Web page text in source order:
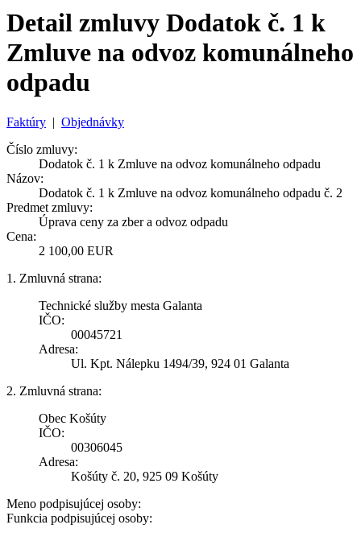
Detail zmluvy Dodatok č. 1 k
Zmluve na odvoz komunálneho
odpadu
Faktúry | Objednávky
Číslo zmluvy:
Dodatok č. 1 k Zmluve na odvoz komunálneho odpadu
Názov:
Dodatok č. 1 k Zmluve na odvoz komunálneho odpadu č. 2
Predmet zmluvy:
Úprava ceny za zber a odvoz odpadu
Cena:
2 100,00 EUR
1. Zmluvná strana:
Technické služby mesta Galanta
IČO:
00045721
Adresa:
Ul. Kpt. Nálepku 1494/39, 924 01 Galanta
2. Zmluvná strana:
Obec Košúty
IČO:
00306045
Adresa:
Košúty č. 20, 925 09 Košúty
Meno podpisujúcej osoby:
Funkcia podpisujúcej osoby: